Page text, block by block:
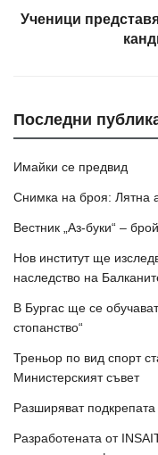
Ученици
Последни
Имайки се предвид
Снимка на броя: Лятна
Вестник „Аз-буки“ –
Нов институт ще
наследство на
В Бургас ще се
стопанство“
Треньор по вид спорт
Министерският съвет
Разширяват
Разработената от